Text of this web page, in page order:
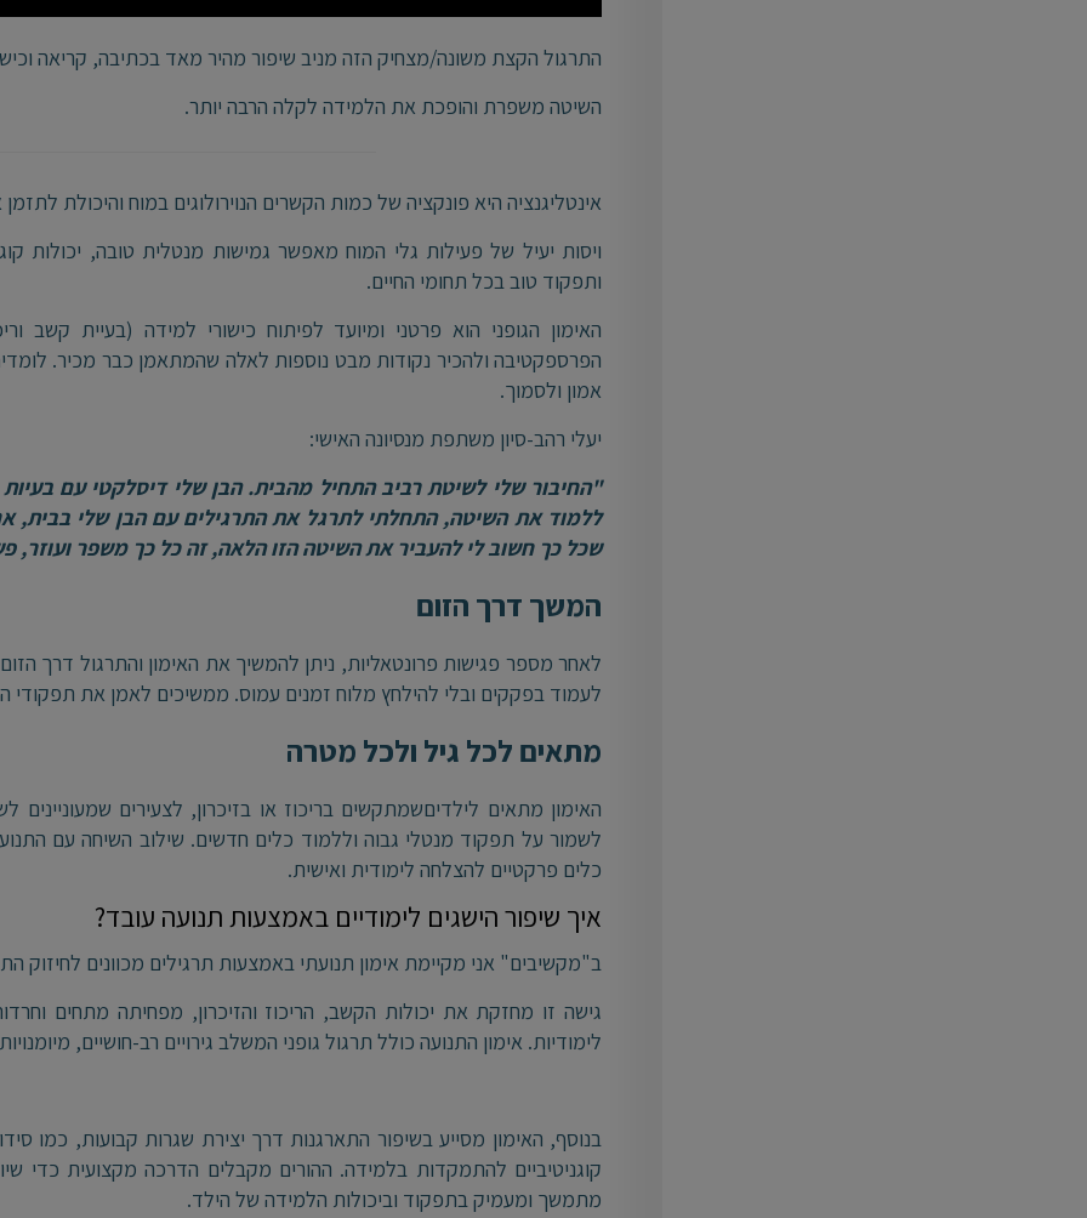
התרגול הקצת משונה/מצחיק הזה מניב שיפור מהיר מאד בכתיבה, קריאה
השיטה משפרת והופכת את הלמידה לקלה הרבה יותר.
אינטליגנציה היא פונקציה של כמות הקשרים הנוירולוגים במוח והיכולת
ויסות יעיל של פעילות גלי המוח מאפשר גמישות מנטלית טובה, יכולות
ותפקוד טוב בכל תחומי החיים.
האימון הגופני הוא פרטני ומיועד לפיתוח כישורי למידה (בעיית קשב
הפרספקטיבה ולהכיר נקודות מבט נוספות לאלה שהמתאמן כבר מכיר.
אמון ולסמוך.
יעלי רהב-סיון משתפת מנסיונה האישי:
"החיבור שלי לשיטת רביב התחיל מהבית. הבן שלי דיסלקטי עם
ללמוד את השיטה, התחלתי לתרגל את התרגילים עם הבן שלי בבית,
שכל כך חשוב לי להעביר את השיטה הזו הלאה, זה כל כך משפר ועוזר,
המשך דרך הזום
לאחר מספר פגישות פרונטאליות, ניתן להמשיך את האימון והתרגול דרך
לעמוד בפקקים ובלי להילחץ מלוח זמנים עמוס. ממשיכים לאמן את תפקודי
מתאים לכל גיל ולכל מטרה
האימון מתאים לילדיםשמתקשים בריכוז או בזיכרון, לצעירים שמעוניינים
לשמור על תפקוד מנטלי גבוה וללמוד כלים חדשים. שילוב השיחה עם
כלים פרקטיים להצלחה לימודית ואישית.
איך שיפור הישגים לימודיים באמצעות תנועה עובד?
ב"מקשיבים" אני מקיימת אימון תנועתי באמצעות תרגילים מכוונים לחיזוק
גישה זו מחזקת את יכולות הקשב, הריכוז והזיכרון, מפחיתה מתחים
לימודיות. אימון התנועה כולל תרגול גופני המשלב גירויים רב-חושיים,
בנוסף, האימון מסייע בשיפור התארגנות דרך יצירת שגרות קבועות, כמו
קוגניטיביים להתמקדות בלמידה. ההורים מקבלים הדרכה מקצועית כדי
מתמשך ומעמיק בתפקוד וביכולות הלמידה של הילד.